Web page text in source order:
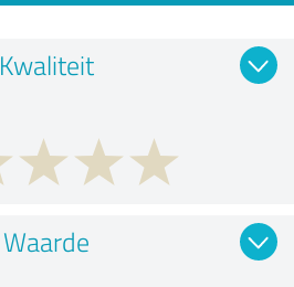
Kwaliteit
Waarde